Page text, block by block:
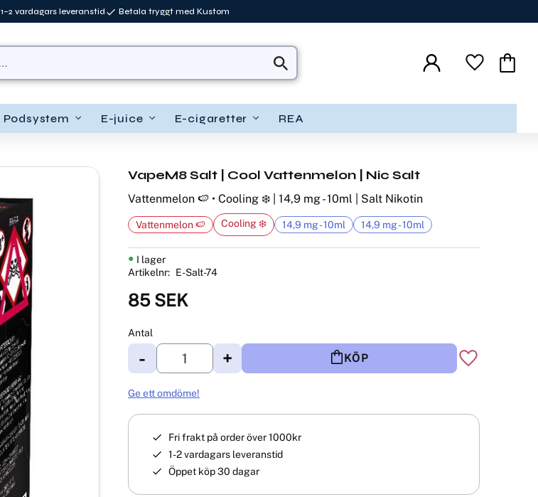
1–2 vardagars leveranstid Betala tryggt med Kustom
Favoriter
Podsystem E-juice E-cigaretter REA
VapeM8 Salt | Cool Vattenmelon | Nic Salt
Vattenmelon 🍉 • Cooling ❄️ | 14,9 mg - 10ml | Salt Nikotin
85SEK
Antal
+
- KÖP
Lägg till i
I lager
Artikelnr
E-Salt-74
Vattenmelon 🍉 Cooling ❄️ 14,9 mg - 10ml 14,9 mg - 10ml
Ge ett omdöme!
Fri frakt på order över 1000kr
1-2 vardagars leveranstid
Öppet köp 30 dagar